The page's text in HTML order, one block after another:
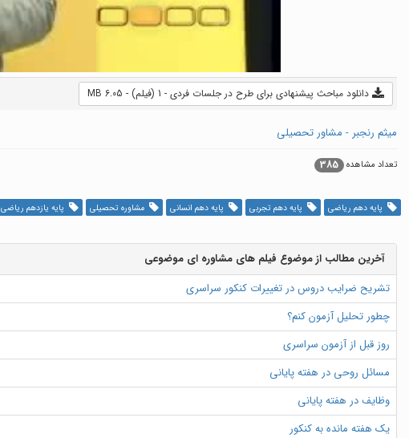
دانلود مباحث پیشنهادی برای طرح در جلسات فردی - 1 (فیلم) - 6.05 MB
میثم رنجبر - مشاور تحصیلی
تعداد مشاهده 385
پایه دهم ریاضی پایه دهم تجربی پایه دهم انسانی مشاوره تحصیلی پایه یازدهم ریاضی
آخرین مطالب از موضوع فیلم های مشاوره ای موضوعی
تشریح ضرایب دروس در تغییرات کنکور سراسری
چطور تحلیل آزمون کنم؟
روز قبل از آزمون سراسری
مسائل روحی در هفته پایانی
وظایف در هفته پایانی
یک هفته مانده به کنکور